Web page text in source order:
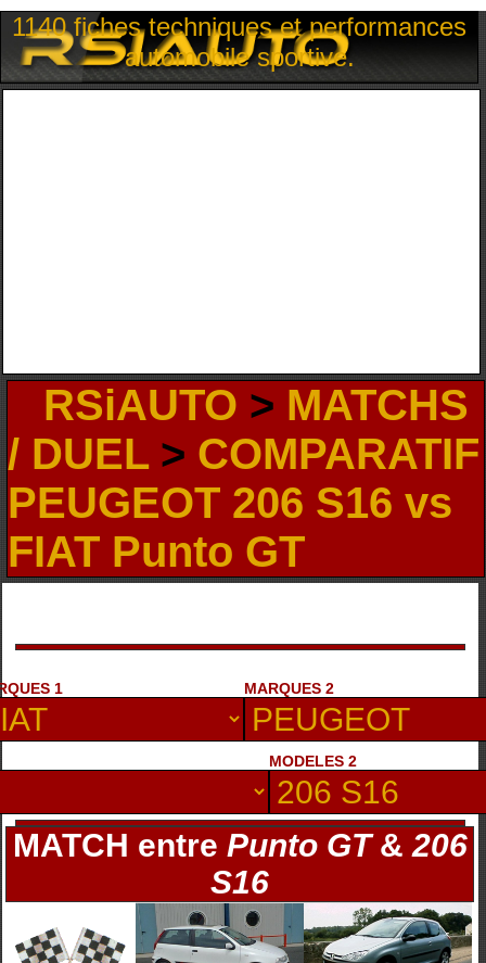
1140 fiches techniques et performances
automobile sportive.
RSiAUTO > MATCHS
/ DUEL> COMPARATIF
PEUGEOT 206 S16 vs
FIAT Punto GT
1 MARQUES 2
MODELES 2
MATCH entre Punto GT&206
S16